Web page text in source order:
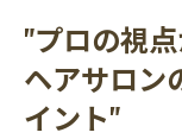
"プロの視
ヘアサロン
イント"